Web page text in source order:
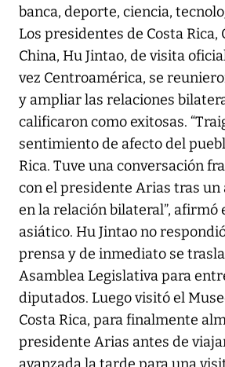
banca, deporte, ciencia,
Los presidentes de Costa Rica,
China, Hu Jintao, de visita
vez Centroamérica, se
y ampliar las relaciones
calificaron como exitosas.
sentimiento de afecto del
Rica. Tuve una conversación
con el presidente Arias tras un
en la relación bilateral”, afirmó
asiático. Hu Jintao no
prensa y de inmediato se
Asamblea Legislativa para
diputados. Luego visitó el
Costa Rica, para finalmente
presidente Arias antes de